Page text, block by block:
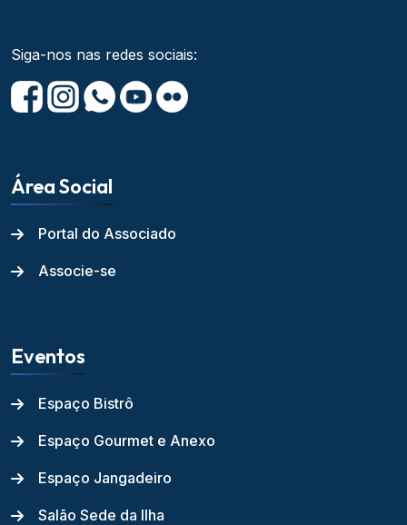
Siga-nos nas redes sociais:
Área Social
Portal do Associado
Associe-se
Eventos
Espaço Bistrô
Espaço Gourmet e Anexo
Espaço Jangadeiro
Salão Sede da Ilha